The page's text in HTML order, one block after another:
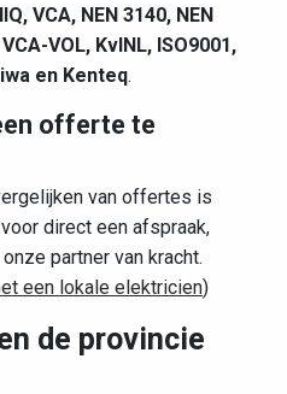
VCA, NEN 3140, NEN
VOL, KvINL, ISO9001,
en Kenteq.
offerte te
van offertes is
direct een afspraak,
partner van kracht.
een lokale elektricien)
de provincie